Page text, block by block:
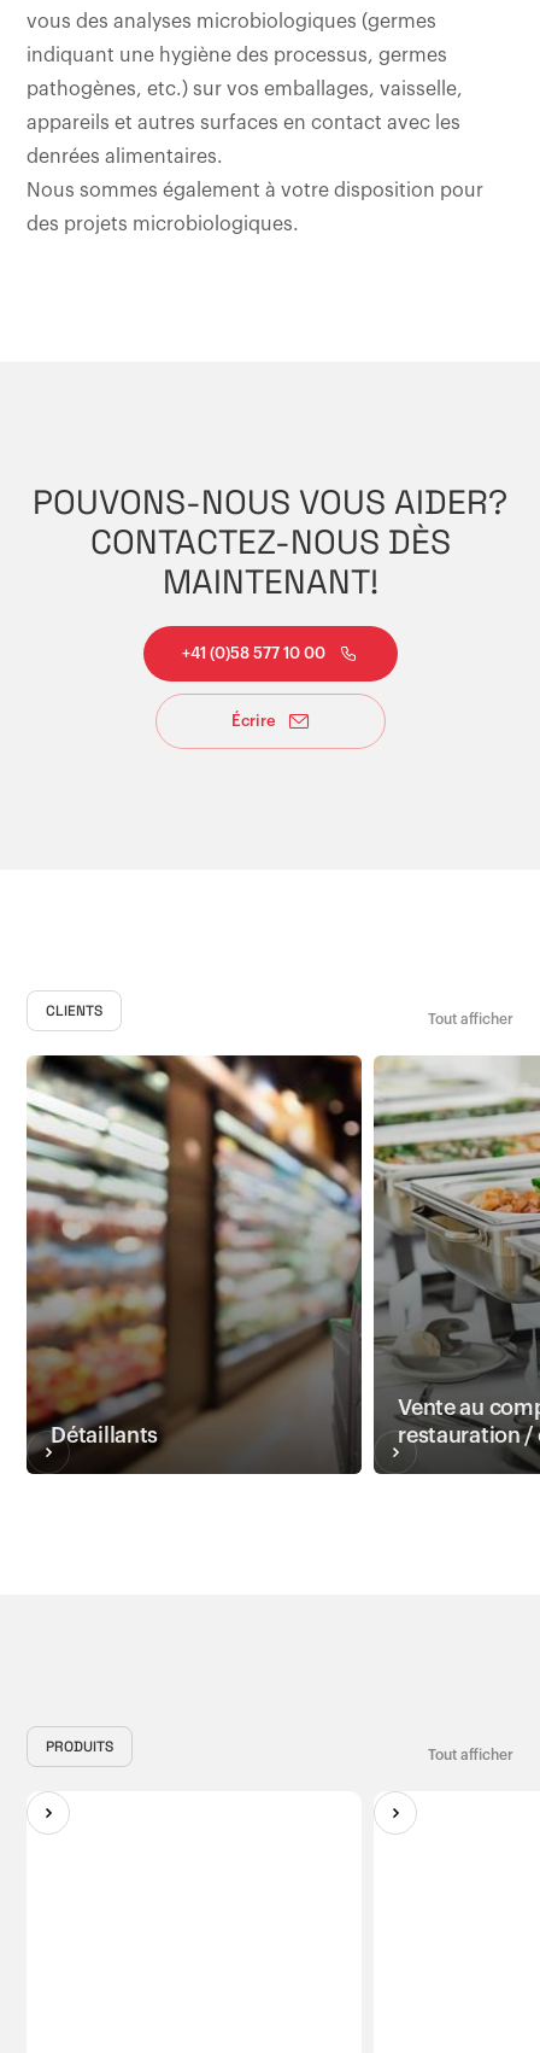
vous des analyses microbiologiques (germes
indiquant une hygiène des processus, germes
pathogènes, etc.) sur vos emballages, vaisselle,
appareils et autres surfaces en contact avec les
denrées alimentaires.
Nous sommes également à votre disposition pour
des projets microbiologiques.
POUVONS-NOUS VOUS AIDER?
CONTACTEZ-NOUS DÈS
MAINTENANT!
+41 (0)58 577 10 00
Écrire
CLIENTS Tout afficher
Détaillants
Vente au
restauration /
PRODUITS Tout afficher